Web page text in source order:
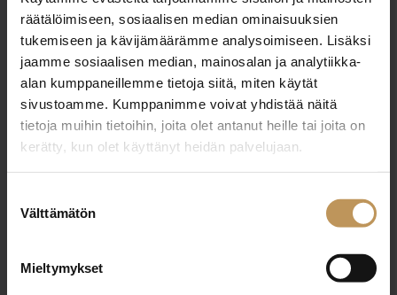
räätälöimiseen, sosiaalisen median ominaisuuksien
tukemiseen ja kävijämäärämme analysoimiseen. Lisäksi
jaamme sosiaalisen median, mainosalan ja analytiikka-
alan kumppaneillemme tietoja siitä, miten käytät
sivustoamme. Kumppanimme voivat yhdistää näitä
tietoja muihin tietoihin, joita olet antanut heille tai joita on
kerätty, kun olet käyttänyt heidän palvelujaan.
valinta
Välttämätön
Mieltymykset
Sähköposti*